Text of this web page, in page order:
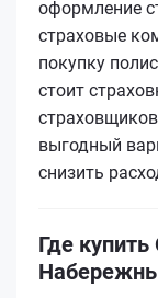
оформление
страховые
покупку
стоит
выгодный
снизить
Где